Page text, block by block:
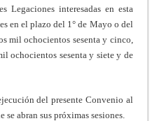
Legaciones interesadas en esta
en el plazo del 1° de Mayo o del
mil ochocientos sesenta y cinco,
ochocientos sesenta y siete y de
del presente Convenio al
abran sus próximas sesiones.